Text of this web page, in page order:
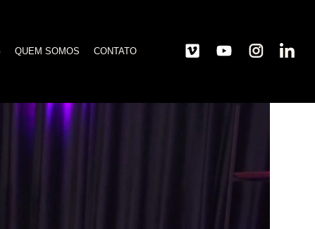
QUEM SOMOS CONTATO